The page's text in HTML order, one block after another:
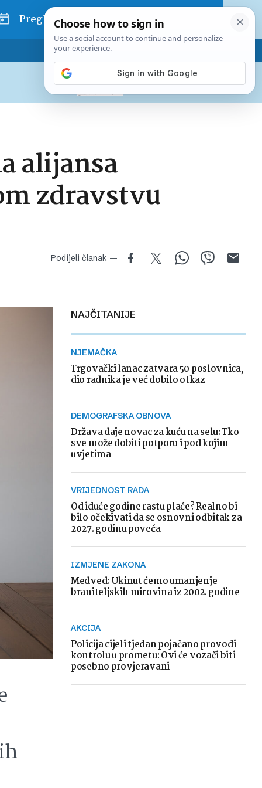
Pregled dana
Pretplatite se na Poslovni
Već od10 EURmjesečno
alijansa
zdravstvu
Podijeli članak —
NAJČITANIJE
NJEMAČKA
Trgovački lanac zatvara 50 poslovnica,
dio radnika je već dobilo otkaz
DEMOGRAFSKA OBNOVA
Država daje novac za kuću na selu: Tko
sve može dobiti potporu i pod kojim
uvjetima
VRIJEDNOST RADA
Od iduće godine rastu plaće? Realno bi
bilo očekivati da se osnovni odbitak za
2027. godinu poveća
IZMJENE ZAKONA
Medved: Ukinut ćemo umanjenje
braniteljskih mirovina iz 2002. godine
AKCIJA
Policija cijeli tjedan pojačano provodi
kontrolu u prometu: Ovi će vozači biti
posebno provjeravani